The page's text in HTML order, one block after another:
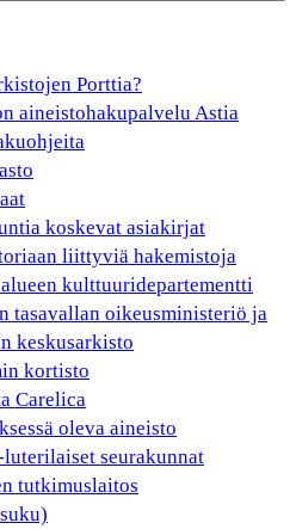
Porttia?
aineistohakupalvelu Astia
koskevat asiakirjat
liittyviä hakemistoja
kulttuuridepartementti
tasavallan oikeusministeriö ja
keskusarkisto
kortisto
Carelica
oleva aineisto
seurakunnat
tutkimuslaitos